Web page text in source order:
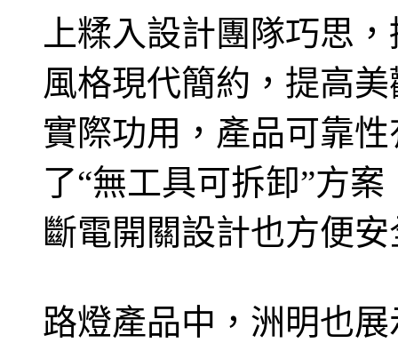
上糅入設計團隊巧思
風格現代簡約，提高
實際功用，產品可靠
了“無工具可拆卸”方
斷電開關設計也方便
路燈產品中，洲明也